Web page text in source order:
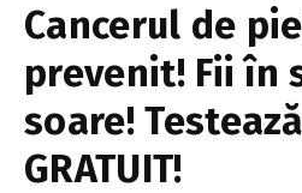
Cancerul de
prevenit! Fii în
soare!
GRATUIT!